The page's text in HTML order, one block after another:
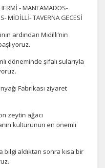
- MANTAMADOS-
MİDİLLİ- TAVERNA GECESİ
ardından Midilli’nin
döneminde şifalı sularıyla
Fabrikası ziyaret
zeytin ağacı
kültürünün en önemli
aldıktan sonra kısa bir